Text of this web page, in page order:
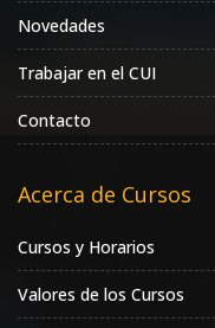
Novedades
Trabajar en el CUI
Contacto
Acerca de Cursos
Cursos y Horarios
Valores de los Cursos